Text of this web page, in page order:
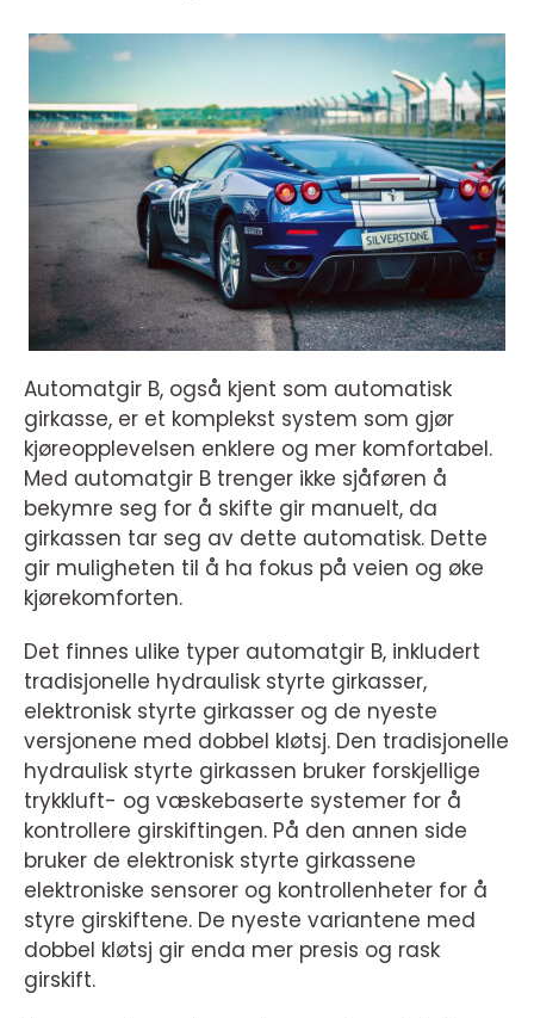
Automatgir B, også kjent som automatisk
girkasse, er et komplekst system som gjør
kjøreopplevelsen enklere og mer komfortabel.
Med automatgir B trenger ikke sjåføren å
bekymre seg for å skifte gir manuelt, da
girkassen tar seg av dette automatisk. Dette
gir muligheten til å ha fokus på veien og øke
kjørekomforten.
Det finnes ulike typer automatgir B, inkludert
tradisjonelle hydraulisk styrte girkasser,
elektronisk styrte girkasser og de nyeste
versjonene med dobbel kløtsj. Den tradisjonelle
hydraulisk styrte girkassen bruker forskjellige
trykkluft- og væskebaserte systemer for å
kontrollere girskiftingen. På den annen side
bruker de elektronisk styrte girkassene
elektroniske sensorer og kontrollenheter for å
styre girskiftene. De nyeste variantene med
dobbel kløtsj gir enda mer presis og rask
girskift.